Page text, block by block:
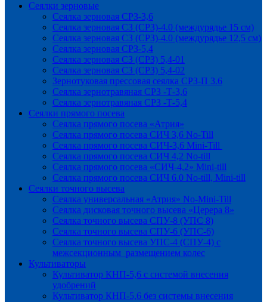
Сеялки зерновые
Сеялка зерновая СРЗ-3,6
Сеялка зерновая СЗ (СРЗ)-4.0 (междурядье 15 см)
Сеялка зерновая СЗ (СРЗ)-4.0 (междурядье 12,5 см)
Сеялка зерновая СРЗ-5,4
Сеялка зерновая СЗ (СРЗ) 5,4-01
Сеялка зерновая СЗ (СРЗ) 5,4-02
Зернотуковая прессовая сеялка СРЗ-П 3.6
Сеялка зернотравяная СРЗ -Т-3,6
Сеялка зернотравяная СРЗ -Т-5,4
Сеялки прямого посева
Сеялка прямого посева «Атрия»
Сеялка прямого посева СИЧ 3,6 No-Till
Сеялка прямого посева СИЧ-3,6 Mini-Till
Сеялка прямого посева СИЧ 4,2 No-till
Сеялка прямого посева «СИЧ-4,2» Mini-till
Сеялка прямого посева СИЧ 6.0 No-till, Mini-till
Сеялки точного высева
Сеялка универсальная «Атрия» No-Mini-Till
Сеялка дисковая точного высева «Церера 8»
Сеялка точного высева СПУ-8 (УПС 8)
Сеялка точного высева СПУ-6 (УПС-6)
Сеялка точного высева УПС-4 (СПУ-4) с
межсекционным размещением колес
Культиваторы
Культиватор КНП-5,6 с системой внесения
удобрений
Культиватор КНП-5,6 без системы внесения